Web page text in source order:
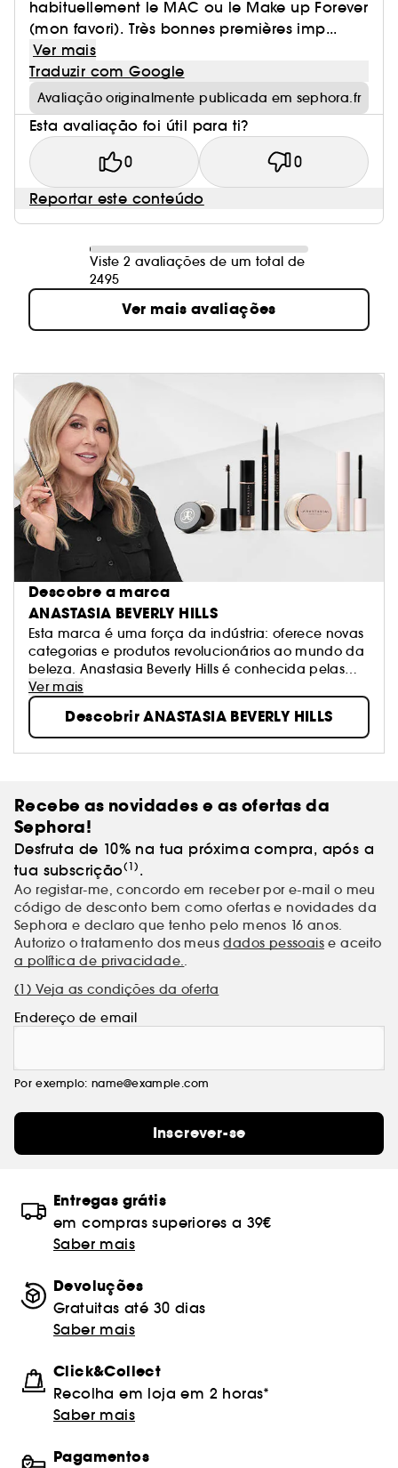
habituellement le MAC ou le Make up Forever
(mon favori). Très bonnes premières imp...
Ver mais
Traduzir com Google
Avaliação originalmente publicada em sephora.fr
Esta avaliação foi útil para ti?
0 0
Reportar este conteúdo
Viste 2 avaliações de um total de
2495
Ver mais avaliações
Descobre a marca
ANASTASIA BEVERLY HILLS
Esta marca é uma força da indústria: oferece novas
categorias e produtos revolucionários ao mundo da
beleza. Anastasia Beverly Hills é conhecida pelas
suas fórmulas perfeitas no que toca à definição de
sobrancelhas, contouring de rosto e paletas de
sombras de olhos – tudo criado para redesenhar e
aprimorar características faciais.
Ver mais
Descobrir ANASTASIA BEVERLY HILLS
Recebe as novidades e as ofertas da
Sephora!
Desfruta de 10% na tua próxima compra, após a
tua subscrição(1) .
Ao registar-me, concordo em receber por e-mail o meu
código de desconto bem como ofertas e novidades da
Sephora e declaro que tenho pelo menos 16 anos.
Autorizo o tratamento dos meusdados pessoais e aceito
a política de privacidade..
(1) Veja as condições da oferta
Endereço de email
Por exemplo: name@example.com
Inscrever-se
Entregas grátis
em compras superiores a 39€
Saber mais
Devoluções
Gratuitas até 30 dias
Saber mais
Click&Collect
Recolha em loja em 2 horas*
Saber mais
Pagamentos